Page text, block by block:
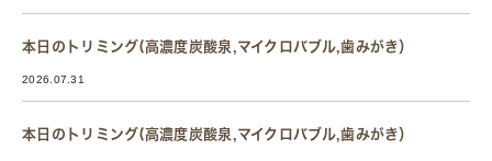
本日のトリミング(高濃度炭酸泉,マイクロバブル,歯みがき）
2026.07.31
本日のトリミング(高濃度炭酸泉,マイクロバブル,歯みがき）